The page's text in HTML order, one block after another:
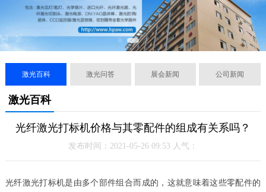
激光百科 激光问答 展会新闻 公司新闻
激光百科
光纤激光打标机价格与其零配件的组成有关系吗？
发布时间：2021-05-26 09:53 人气：
光纤激光打标机是由多个部件组合而成的，这就意味着这些零配件的